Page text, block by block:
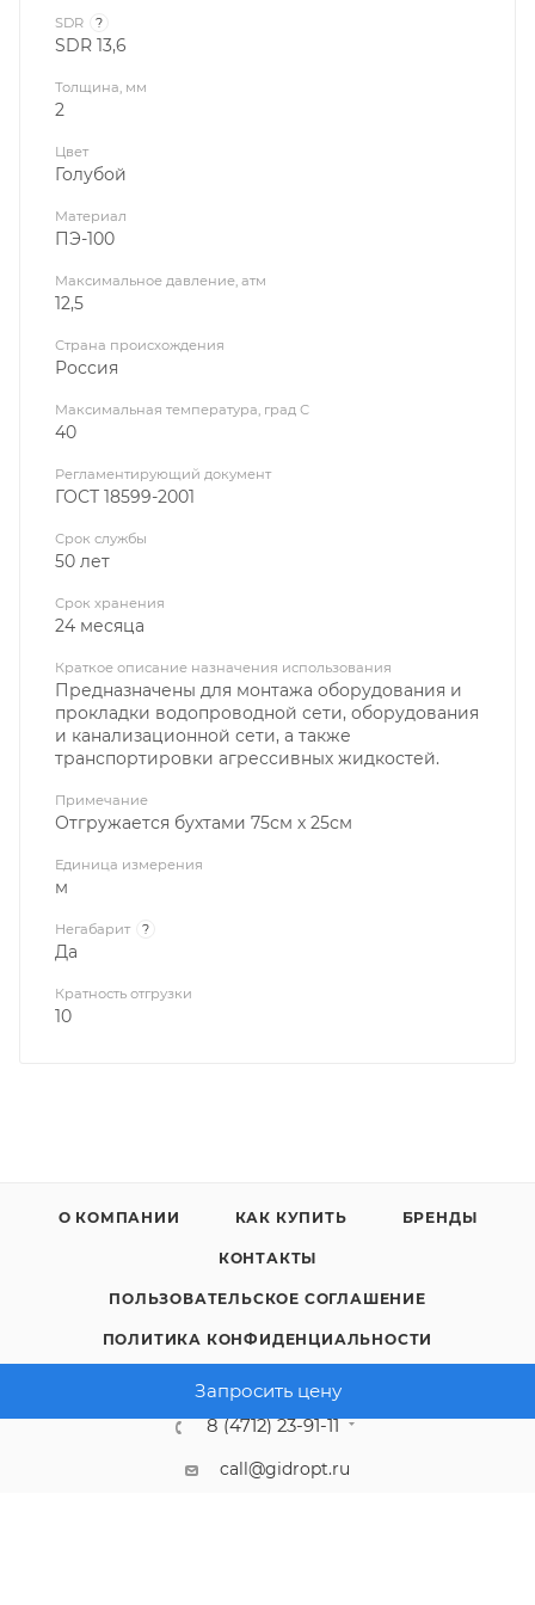
Запросить цену
SDR ?
SDR 13,6
Толщина, мм
2
Цвет
Голубой
Материал
ПЭ-100
Максимальное давление, атм
12,5
Страна происхождения
Россия
Максимальная температура, град С
40
Регламентирующий документ
ГОСТ 18599-2001
Срок службы
50 лет
Срок хранения
24 месяца
Краткое описание назначения использования
Предназначены для монтажа оборудования и
прокладки водопроводной сети, оборудования
и канализационной сети, а также
транспортировки агрессивных жидкостей.
Примечание
Отгружается бухтами 75см х 25см
Единица измерения
м
Негабарит ?
Да
Кратность отгрузки
10
О КОМПАНИИ КАК КУПИТЬ БРЕНДЫ
КОНТАКТЫ
ПОЛЬЗОВАТЕЛЬСКОЕ СОГЛАШЕНИЕ
ПОЛИТИКА КОНФИДЕНЦИАЛЬНОСТИ
8 (4712) 23-91-11
call@gidropt.ru